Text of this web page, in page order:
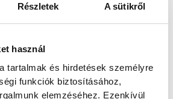
Részletek A sütikről
használ
tartalmak és hirdetések személyre
funkciók biztosításához,
elemzéséhez. Ezenkívül
és versenykiírások
világ